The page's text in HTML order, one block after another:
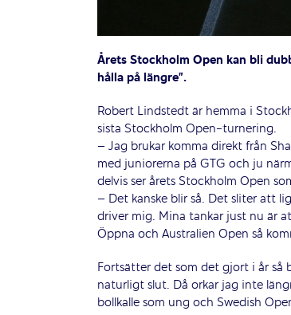
Årets Stockholm Open kan bli
hålla på längre”.
Robert Lindstedt är hemma i
sista Stockholm Open-turnering.
– Jag brukar komma direkt från
med juniorerna på GTG och ju
delvis ser årets Stockholm Open
– Det kanske blir så. Det sliter att
driver mig. Mina tankar just nu är
Öppna och Australien Open så
Fortsätter det som det gjort i år så
naturligt slut. Då orkar jag inte
bollkalle som ung och Swedish